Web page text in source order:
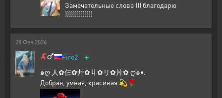
Замечательные слова ))) благодарю
))))))))))))))
28 Фев 2026
Fire2 +
๑ღ 人✿仨✿廾✿丩✿リ✿片✿ ღ๑•.
Добрая, умная, красивая 💫🌹